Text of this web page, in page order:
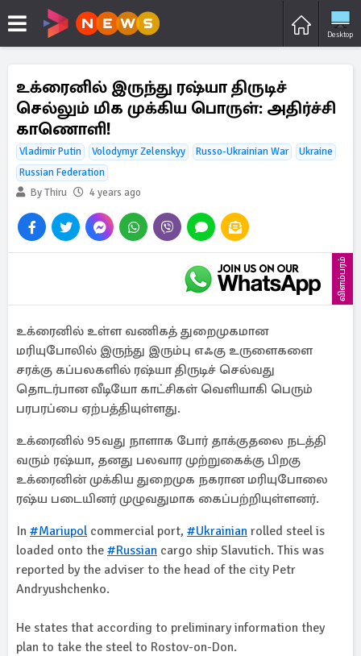
Desktop
உக்ரைனில் இருந்து ரஷ்யா திருடிச்
செல்லும் மிக முக்கிய பொருள்: அதிர்ச்சி
காணொளி!
Vladimir Putin Volodymyr Zelenskyy Russo-Ukrainian War
Ukraine
Russian Federation
By Thiru
4 years ago
விளம்பரம்
உக்ரைனில் உள்ள வணிகத் துறைமுகமான
மரியுபோலில் இருந்து இரும்பு எஃகு உருளைகளை
சரக்கு கப்பலகளில் ரஷ்யா திருடிச் செல்வது
தொடர்பான வீடியோ காட்சிகள் வெளியாகி பெரும்
பரபரப்பை ஏற்பத்தியுள்ளது.
உக்ரைனில் 95வது நாளாக போர் தாக்குதலை நடத்தி
வரும் ரஷ்யா, தனது பலவார முற்றுகைக்கு பிறகு
உக்ரைனின் முக்கிய துறைமுக நகரான மரியுபோலை
ரஷ்ய படையினர் முழுவதுமாக கைப்பற்றியுள்ளனர்.
In #Mariupol commercial port, #Ukrainian rolled steel is
loaded onto the #Russian cargo ship Slavutich. This was
reported by the adviser to the head of the city Petr
Andryushchenko.
He states that according to preliminary information they
plan to take the steel to Rostov-on-Don.